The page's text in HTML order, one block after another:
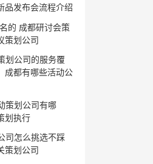
品发布会流程介绍
的 成都研讨会策
策划公司
划公司的服务覆
成都有哪些活动公
策划公司有哪
划执行
司怎么挑选不踩
策划公司